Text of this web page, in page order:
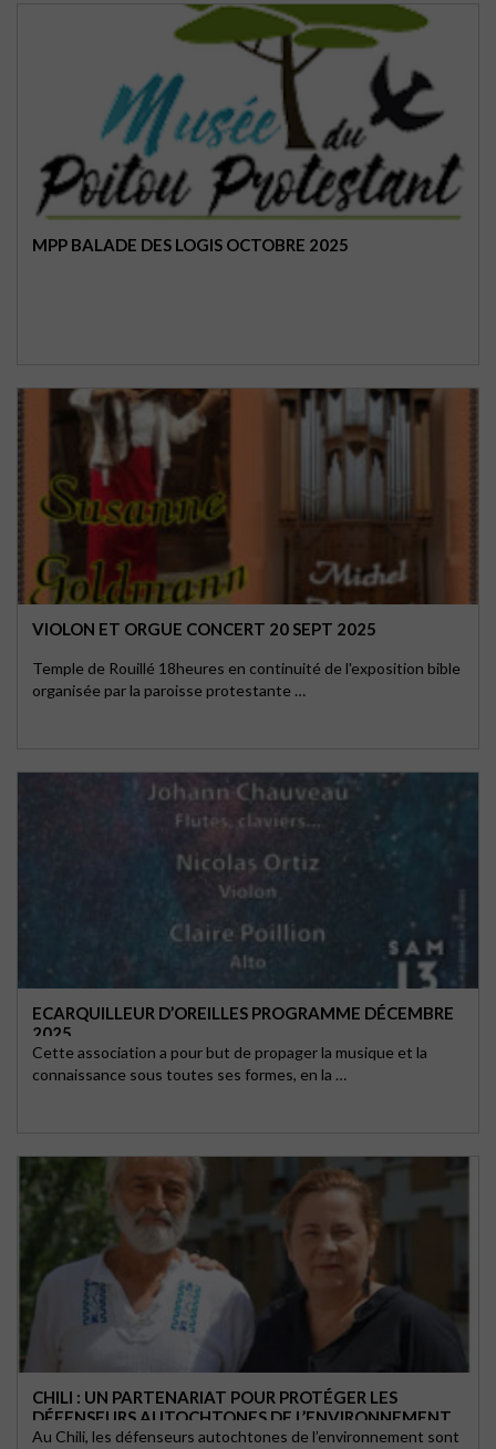
MPP BALADE DES LOGIS OCTOBRE 2025
VIOLON ET ORGUE CONCERT 20 SEPT 2025
Temple de Rouillé 18heures en continuité de l'exposition bible
organisée par la paroisse protestante …
ECARQUILLEUR D’OREILLES PROGRAMME DÉCEMBRE
2025
Cette association a pour but de propager la musique et la
connaissance sous toutes ses formes, en la …
CHILI : UN PARTENARIAT POUR PROTÉGER LES
DÉFENSEURS AUTOCHTONES DE L’ENVIRONNEMENT.
Au Chili, les défenseurs autochtones de l’environnement sont